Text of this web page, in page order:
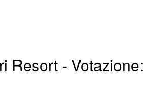
Resort - Votazione: